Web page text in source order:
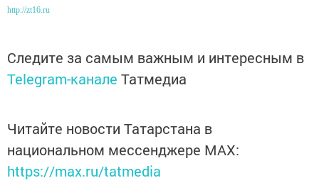
http://zt16.ru
Следите за самым важным и интересным в
Telegram-канале Татмедиа
Читайте новости Татарстана в
национальном мессенджере MАХ:
https://max.ru/tatmedia